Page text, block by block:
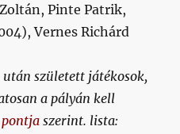
Pinte Patrik,
Vernes Richárd
után született játékosok,
a pályán kell
pontja szerint. lista: